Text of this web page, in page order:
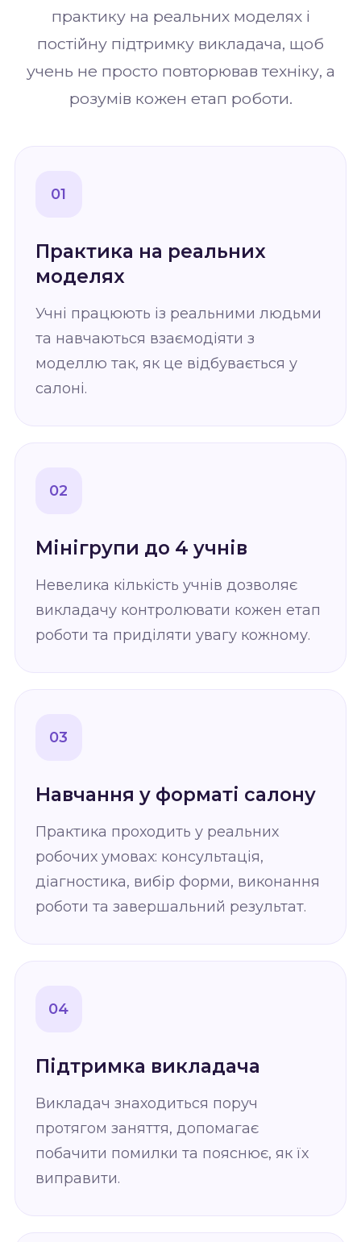
практику на реальних моделях і
постійну підтримку викладача, щоб
учень не просто повторював техніку, а
розумів кожен етап роботи.
01
Практика на реальних
моделях
Учні працюють із реальними людьми
та навчаються взаємодіяти з
моделлю так, як це відбувається у
салоні.
02
Мінігрупи до 4 учнів
Невелика кількість учнів дозволяє
викладачу контролювати кожен етап
роботи та приділяти увагу кожному.
03
Навчання у форматі салону
Практика проходить у реальних
робочих умовах: консультація,
діагностика, вибір форми, виконання
роботи та завершальний результат.
04
Підтримка викладача
Викладач знаходиться поруч
протягом заняття, допомагає
побачити помилки та пояснює, як їх
виправити.